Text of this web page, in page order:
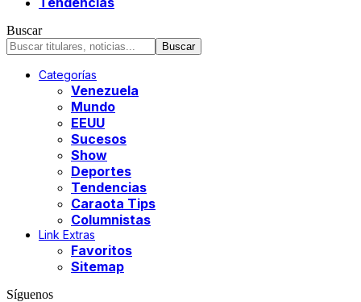
Buscar
Categorías
Venezuela
Mundo
EEUU
Sucesos
Show
Deportes
Tendencias
Caraota Tips
Columnistas
Link Extras
Favoritos
Sitemap
Síguenos